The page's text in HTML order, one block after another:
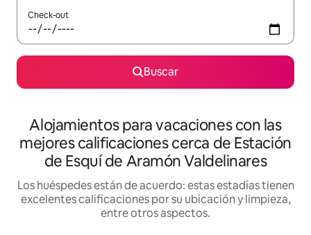
Check-out
Buscar
Alojamientos para vacaciones con las
mejores calificaciones cerca de Estación
de Esquí de Aramón Valdelinares
Los huéspedes están de acuerdo: estas estadías tienen
excelentes calificaciones por su ubicación y limpieza,
entre otros aspectos.